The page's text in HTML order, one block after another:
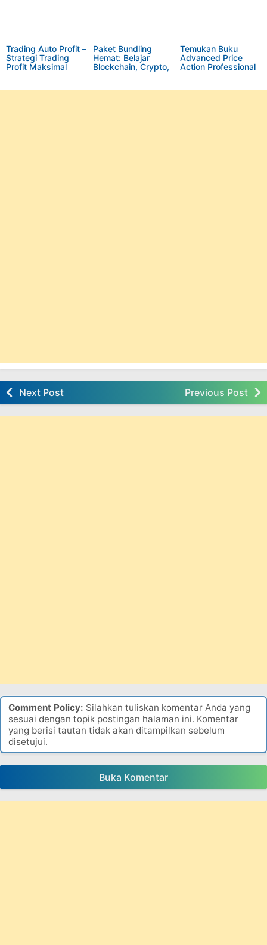
Trading Auto Profit –
Strategi Trading
Profit Maksimal
(Yash Media)
Paket Bundling
Hemat: Belajar
Blockchain, Crypto,
Temukan Buku
Advanced Price
Action Professional
Systems by
Next Post Previous Post
Comment Policy: Silahkan tuliskan komentar Anda yang
sesuai dengan topik postingan halaman ini. Komentar
yang berisi tautan tidak akan ditampilkan sebelum
disetujui.
Buka Komentar